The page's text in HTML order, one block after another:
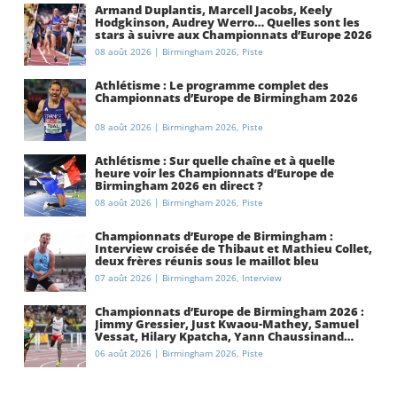
Armand Duplantis, Marcell Jacobs, Keely
Hodgkinson, Audrey Werro… Quelles sont les
stars à suivre aux Championnats d’Europe 2026
à Birmingham ?
08 août 2026 | Birmingham 2026, Piste
Athlétisme : Le programme complet des
Championnats d’Europe de Birmingham 2026
08 août 2026 | Birmingham 2026, Piste
Athlétisme : Sur quelle chaîne et à quelle
heure voir les Championnats d’Europe de
Birmingham 2026 en direct ?
08 août 2026 | Birmingham 2026, Piste
Championnats d’Europe de Birmingham :
Interview croisée de Thibaut et Mathieu Collet,
deux frères réunis sous le maillot bleu
07 août 2026 | Birmingham 2026, Interview
Championnats d’Europe de Birmingham 2026 :
Jimmy Gressier, Just Kwaou-Mathey, Samuel
Vessat, Hilary Kpatcha, Yann Chaussinand…
Présentation de l’équipe de France
d’athlétisme
06 août 2026 | Birmingham 2026, Piste